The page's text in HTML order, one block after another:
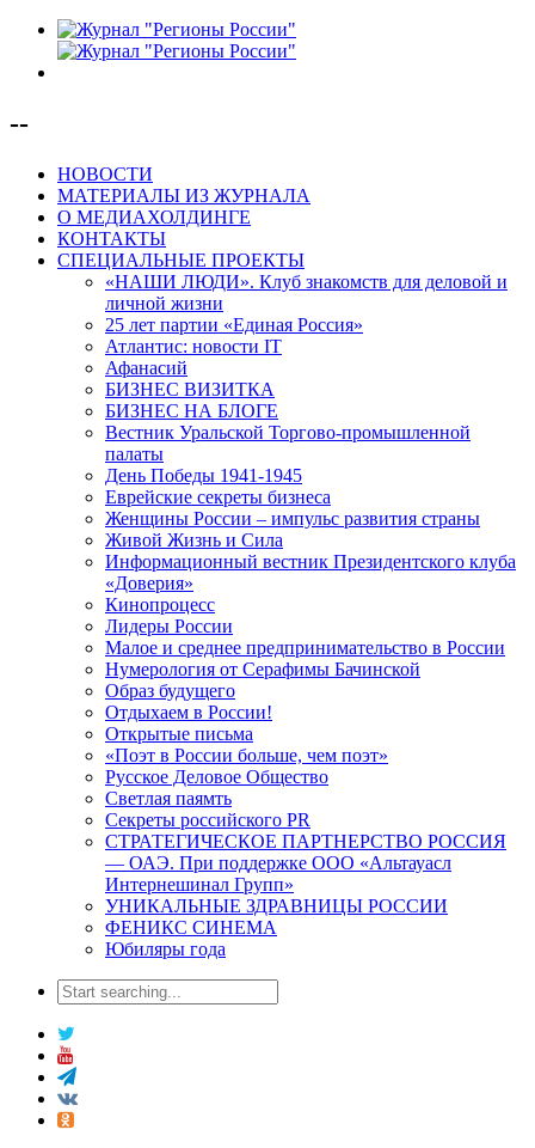
--
НОВОСТИ
МАТЕРИАЛЫ ИЗ ЖУРНАЛА
О МЕДИАХОЛДИНГЕ
КОНТАКТЫ
СПЕЦИАЛЬНЫЕ ПРОЕКТЫ
«НАШИ ЛЮДИ». Клуб знакомств для деловой и
личной жизни
25 лет партии «Единая Россия»
Атлантис: новости IT
Афанасий
БИЗНЕС ВИЗИТКА
БИЗНЕС НА БЛОГЕ
Вестник Уральской Торгово-промышленной
палаты
День Победы 1941-1945
Еврейские секреты бизнеса
Женщины России – импульс развития страны
Живой Жизнь и Сила
Информационный вестник Президентского клуба
«Доверия»
Кинопроцесс
Лидеры России
Малое и среднее предпринимательство в России
Нумерология от Серафимы Бачинской
Образ будущего
Отдыхаем в России!
Открытые письма
«Поэт в России больше, чем поэт»
Русское Деловое Общество
Светлая паямть
Секреты российского PR
СТРАТЕГИЧЕСКОЕ ПАРТНЕРСТВО РОССИЯ
— ОАЭ. При поддержке ООО «Альтауасл
Интернешинал Групп»
УНИКАЛЬНЫЕ ЗДРАВНИЦЫ РОССИИ
ФЕНИКС СИНЕМА
Юбиляры года